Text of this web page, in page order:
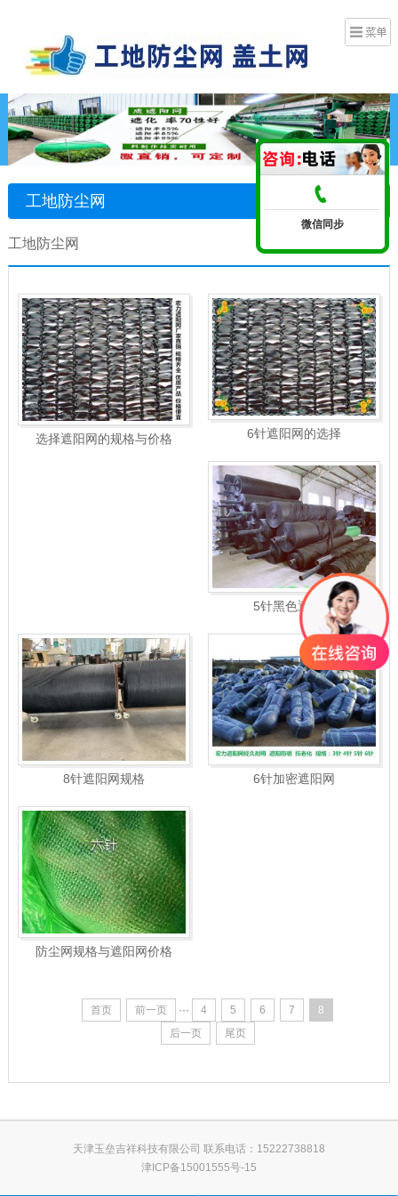
工地防尘网
工地防尘网
选择遮阳网的规格与价格 6针遮阳网的选择
5针黑色遮阳网
8针遮阳网规格 6针加密遮阳网
防尘网规格与遮阳网价格
首页 前一页 ··· 4 5 6 7
8
后一页
尾页
天津玉垒吉祥科技有限公司 联系电话：15222738818
津ICP备15001555号-15
微信同步